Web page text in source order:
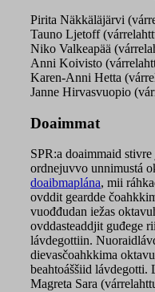
Pirita Näkkäläjärvi
Tauno Ljetoff
Niko Valkeapää
Anni Koivisto
Karen-Anni Hetta
Janne Hirvasvuopio
Doaimmat
SPR:a doaimmaid
ordnejuvvo unnimustá
doaibmaplána, mii
ovddit geardde
vuođđudan iežas
ovddasteaddjit guđege
lávdegottiin.
dievasčoahkkima
beahtoáššiid lávdegotti.
Magreta Sara